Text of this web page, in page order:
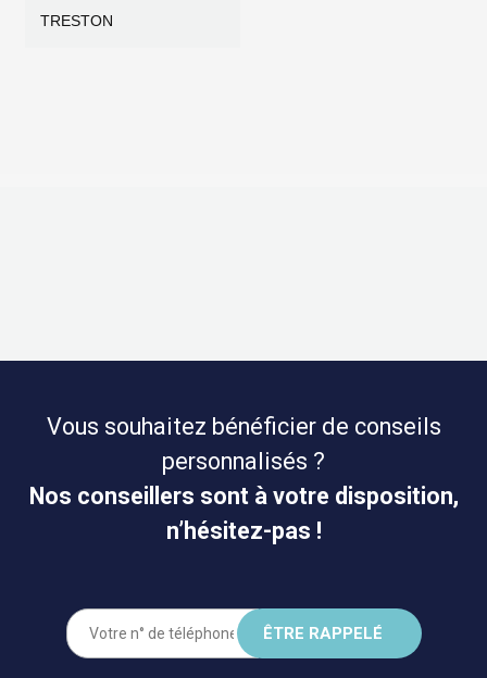
TRESTON
Vous souhaitez bénéficier de conseils
personnalisés ?
Nos conseillers sont à votre disposition,
n’hésitez-pas !